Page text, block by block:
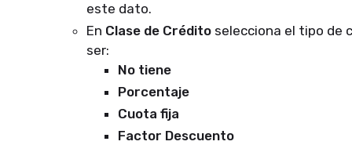
este dato.
En Clase de Crédito selecciona el tipo de
ser:
No tiene
Porcentaje
Cuota fija
Factor Descuento